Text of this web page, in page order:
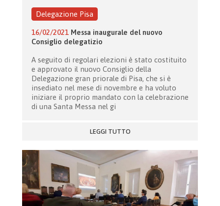
Delegazione Pisa
16/02/2021 Messa inaugurale del nuovo
Consiglio delegatizio
A seguito di regolari elezioni è stato costituito
e approvato il nuovo Consiglio della
Delegazione gran priorale di Pisa, che si è
insediato nel mese di novembre e ha voluto
iniziare il proprio mandato con la celebrazione
di una Santa Messa nel gi
LEGGI TUTTO